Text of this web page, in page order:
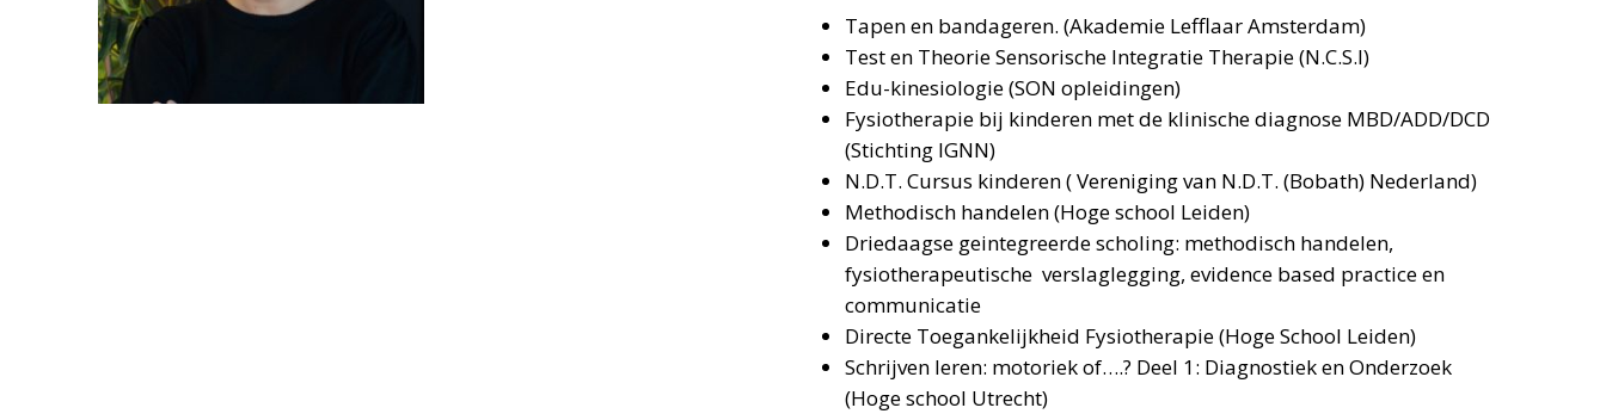
Tapen en bandageren. (Akademie Lefflaar Amsterdam)
Test en Theorie Sensorische Integratie Therapie (N.C.S.I)
Edu-kinesiologie (SON opleidingen)
Fysiotherapie bij kinderen met de klinische diagnose MBD/ADD/DCD
(Stichting IGNN)
N.D.T. Cursus kinderen ( Vereniging van N.D.T. (Bobath) Nederland)
Methodisch handelen (Hoge school Leiden)
Driedaagse geintegreerde scholing: methodisch handelen,
fysiotherapeutische verslaglegging, evidence based practice en
communicatie
Directe Toegankelijkheid Fysiotherapie (Hoge School Leiden)
Schrijven leren: motoriek of….? Deel 1: Diagnostiek en Onderzoek
(Hoge school Utrecht)